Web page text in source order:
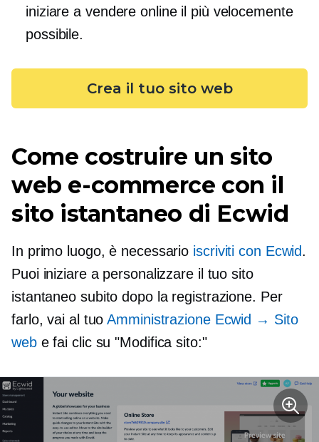
iniziare a vendere online il più velocemente
possibile.
Crea il tuo sito web
Come costruire un sito
web e-commerce con il
sito istantaneo di Ecwid
In primo luogo, è necessario iscriviti con Ecwid.
Puoi iniziare a personalizzare il tuo sito
istantaneo subito dopo la registrazione. Per
farlo, vai al tuoAmministrazione Ecwid → Sito
webe fai clic su "Modifica sito:"